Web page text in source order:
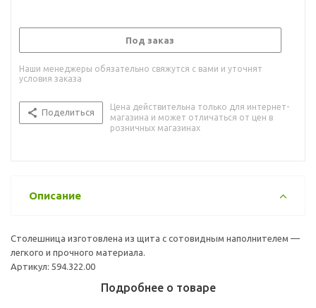
Под заказ
Наши менеджеры обязательно свяжутся с вами и уточнят
условия заказа
Поделиться
Цена действительна только для интернет-
магазина и может отличаться от цен в
розничных магазинах
Описание
Столешница изготовлена из щита с сотовидным наполнителем —
легкого и прочного материала.
Артикул: 594.322.00
Подробнее о товаре